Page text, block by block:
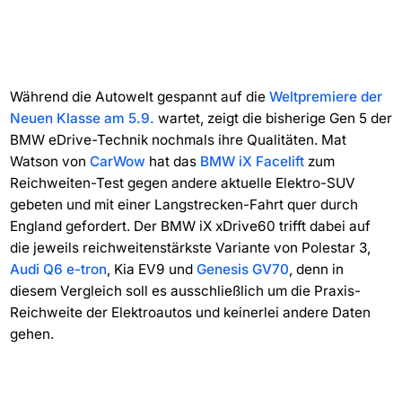
Während die Autowelt gespannt auf die Weltpremiere der
Neuen Klasse am 5.9. wartet, zeigt die bisherige Gen 5 der
BMW eDrive-Technik nochmals ihre Qualitäten. Mat
Watson von CarWow hat das BMW iX Faceliftzum
Reichweiten-Test gegen andere aktuelle Elektro-SUV
gebeten und mit einer Langstrecken-Fahrt quer durch
England gefordert. Der BMW iX xDrive60 trifft dabei auf
die jeweils reichweitenstärkste Variante von Polestar 3,
Audi Q6 e-tron, Kia EV9 und Genesis GV70, denn in
diesem Vergleich soll es ausschließlich um die Praxis-
Reichweite der Elektroautos und keinerlei andere Daten
gehen.